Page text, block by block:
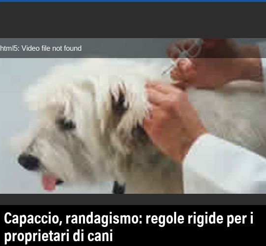
html5: Video file not found
Capaccio, randagismo: regole rigide per i
proprietari di cani